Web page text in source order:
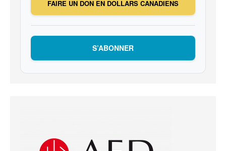
FAIRE UN DON EN DOLLARS CANADIENS
S’ABONNER